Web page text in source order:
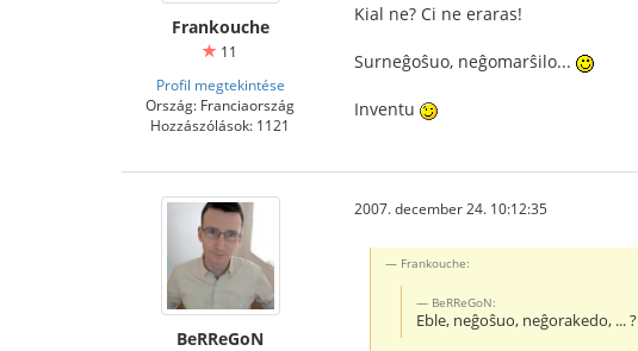
Frankouche
11
Profil megtekintése
Ország: Franciaország
Hozzászólások: 1121
Kial ne? Ci ne eraras!
Surneĝoŝuo, neĝomarŝilo...
Inventu
BeRReGoN
2007. december 24. 10:12:35
Frankouche:
BeRReGoN:
Eble, neĝoŝuo, neĝorakedo, ... ?